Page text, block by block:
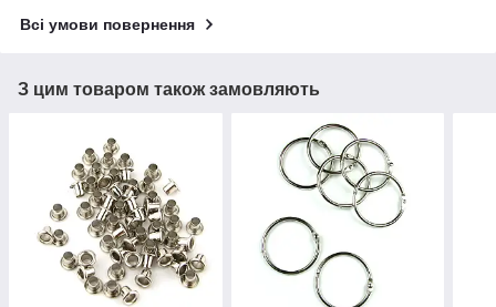
Всі умови повернення
З цим товаром також замовляють